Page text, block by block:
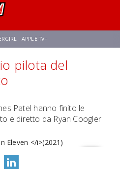
APPLE TV+
STAR TREK AVENGERS: DOOMSDAY
pilota del
Patel hanno finito le
e diretto da Ryan Coogler